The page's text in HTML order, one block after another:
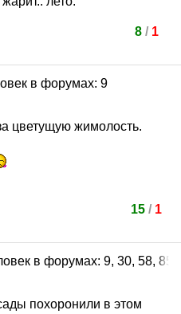
8/ 1
цветущую жимолость.
15 / 1
похоронили в этом